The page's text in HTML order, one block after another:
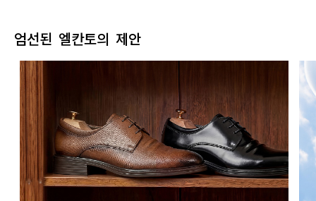
엄선된 엘칸토의 제안